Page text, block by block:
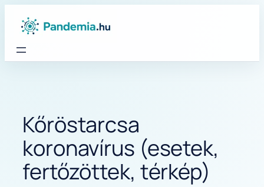
Kőröstarcsa
koronavírus (esetek,
fertőzöttek, térkép)